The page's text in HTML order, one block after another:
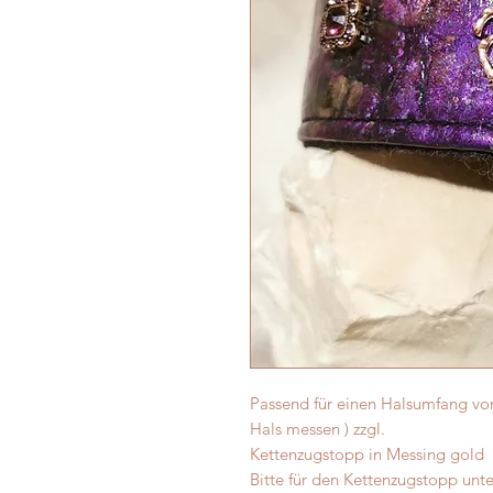
Passend für einen Halsumfang
Hals messen ) zzgl.
Kettenzugstopp in Messing gold
Bitte für den Kettenzugstopp